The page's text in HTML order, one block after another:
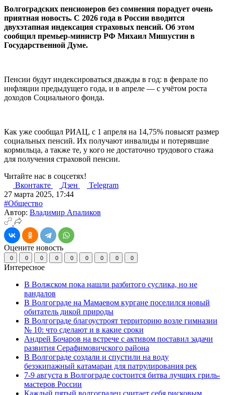
Волгоградских пенсионеров без сомнения порадует очень
приятная новость. С 2026 года в России вводится
двухэтапная индексация страховых пенсий. Об этом
сообщил премьер-министр РФ Михаил Мишустин в
Государственной Думе.
Пенсии будут индексироваться дважды в год: в феврале по
инфляции предыдущего года, и в апреле — с учётом роста
доходов Социального фонда.
Как уже сообщал РИАЦ, с 1 апреля на 14,75% повысят размер
социальных пенсий. Их получают инвалиды и потерявшие
кормильца, а также те, у кого не достаточно трудового стажа
для получения страховой пенсии.
Читайте нас в соцсетях!
Вконтакте
Дзен
Telegram
27 марта 2025, 17:44
#Общество
Автор: Владимир Апаликов
Оцените новость
0 0 0 0 0 0 0 0 0
Интересное
В Волжском пока нашли разбитого суслика, но не
вандалов
В Волгограде на Мамаевом кургане поселился новый
обитатель дикой природы
В Волгограде благоустроят территорию возле гимназии
№ 10: что сделают и в какие сроки
Андрей Бочаров на встрече с активом поставил задачи
развития Серафимовичского района
В Волгограде создали и спустили на воду
безэкипажный катамаран для патрулирования рек
7-9 августа в Волгограде состоится битва лучших гриль-
мастеров России
Каждый пятый волгоградец считает себя рисковым